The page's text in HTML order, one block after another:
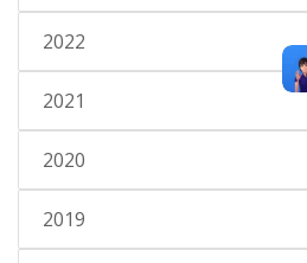
2022
2021
2020
2019